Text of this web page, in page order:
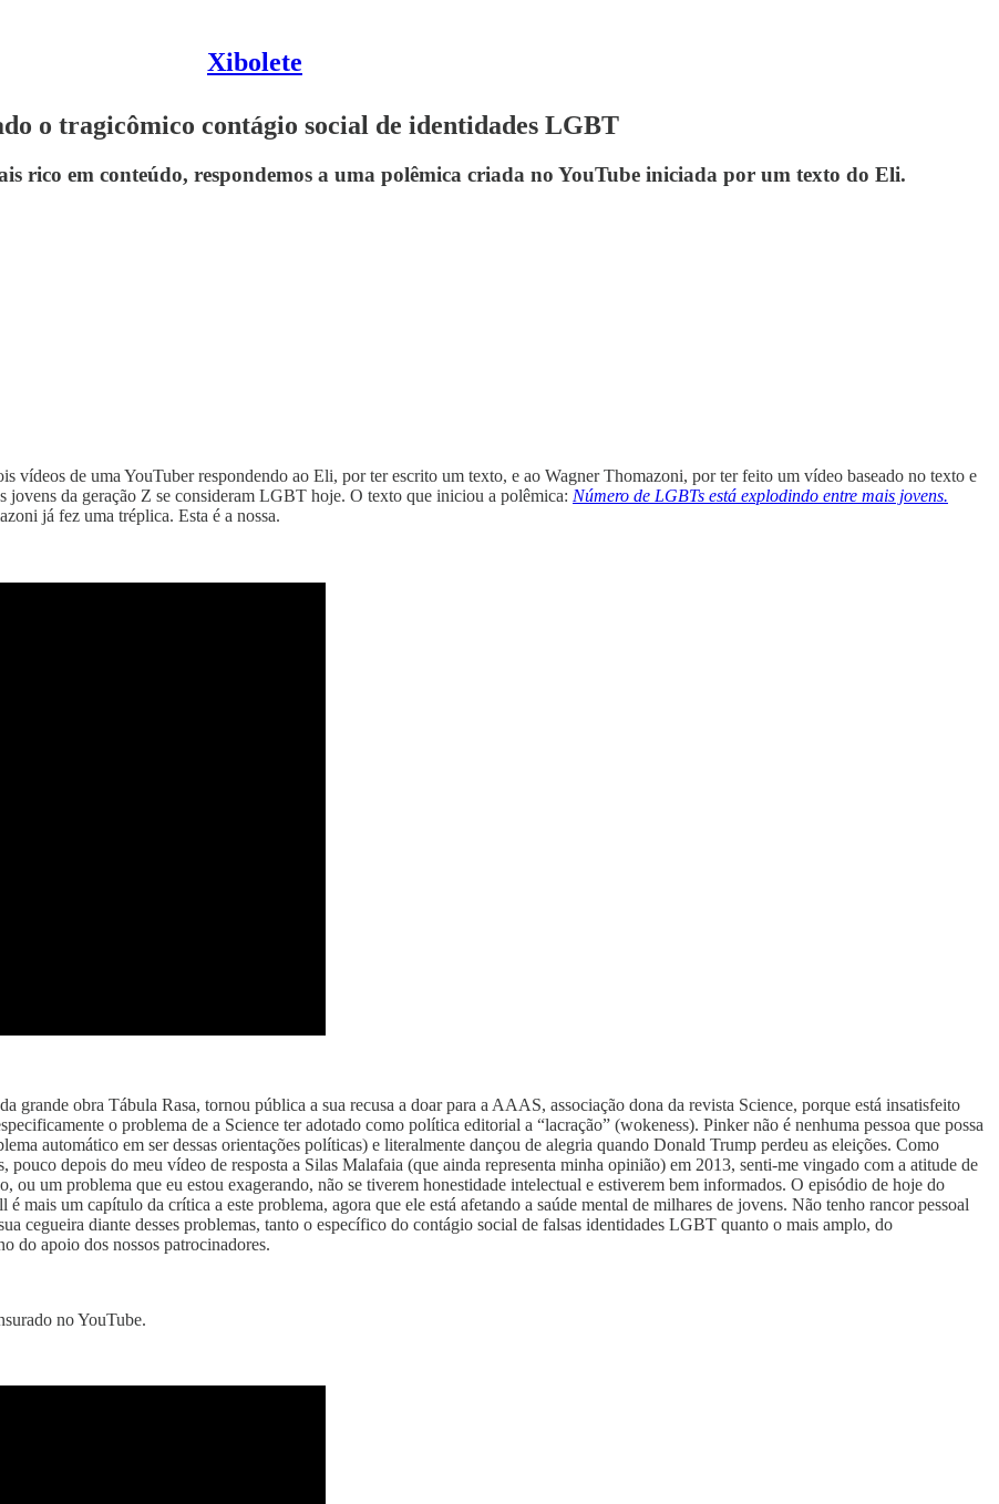
Xibolete
o tragicômico contágio social de identidades LGBT
rico em conteúdo, respondemos a uma polêmica criada no YouTube iniciada por um texto do Eli.
vídeos de uma YouTuber respondendo ao Eli, por ter escrito um texto, e ao Wagner Thomazoni, por ter feito um vídeo baseado no texto e
jovens da geração Z se consideram LGBT hoje. O texto que iniciou a polêmica: Número de LGBTs está explodindo entre mais jovens.
já fez uma tréplica. Esta é a nossa.
obra Tábula Rasa, tornou pública a sua recusa a doar para a AAAS, associação dona da revista Science, porque está insatisfeito
o problema de a Science ter adotado como política editorial a “lacração” (wokeness). Pinker não é nenhuma pessoa que possa
automático em ser dessas orientações políticas) e literalmente dançou de alegria quando Donald Trump perdeu as eleições. Como
depois do meu vídeo de resposta a Silas Malafaia (que ainda representa minha opinião) em 2013, senti-me vingado com a atitude de
um problema que eu estou exagerando, não se tiverem honestidade intelectual e estiverem bem informados. O episódio de hoje do
um capítulo da crítica a este problema, agora que ele está afetando a saúde mental de milhares de jovens. Não tenho rancor pessoal
cegueira diante desses problemas, tanto o específico do contágio social de falsas identidades LGBT quanto o mais amplo, do
do apoio dos nossos patrocinadores.
no YouTube.